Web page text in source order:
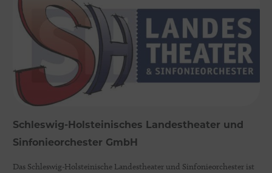
Schleswig-Holsteinisches Landestheater und
Sinfonieorchester GmbH
Das Schleswig-Holsteinische Landestheater und Sinfonieorchester ist